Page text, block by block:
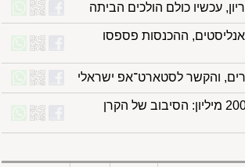
עכשיו כולם הולכים הביתה
ההכנסות פספסו
והקשר לסטארט־אפ ישראלי
מהשקעה של 3 מיליון דולר לאקזיט של 200 מיליון: הסיבוב של הקרן